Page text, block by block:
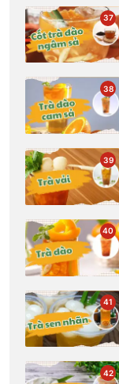
37
38
39
40
41
42